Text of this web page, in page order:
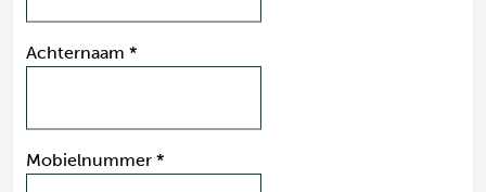
Achternaam *
Mobielnummer *